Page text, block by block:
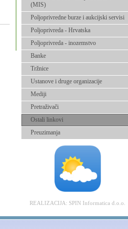
(MIS)
Poljoprivredne burze i aukcijski servisi
Poljoprivreda - Hrvatska
Poljoprivreda - inozemstvo
Banke
Tržnice
Ustanove i druge organizacije
Mediji
Pretraživači
Ostali linkovi
Preuzimanja
REALIZACIJA: SPIN Informatica d.o.o.